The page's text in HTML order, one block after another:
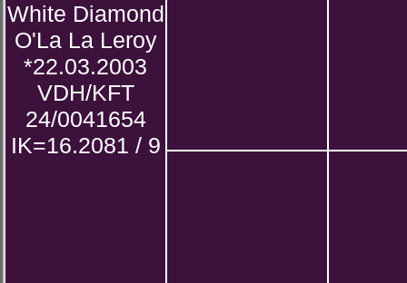
White Diamond
O'La La Leroy
*22.03.2003
VDH/KFT
24/0041654
IK=16.2081 / 9